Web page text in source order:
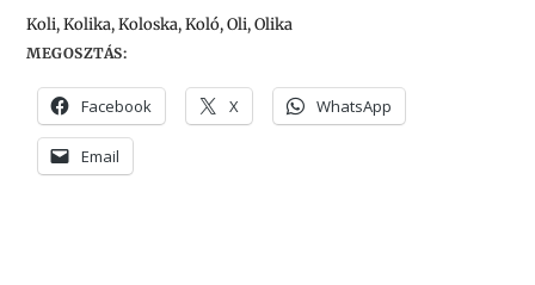
Koli, Kolika, Koloska, Koló, Oli, Olika
MEGOSZTÁS:
Facebook X WhatsApp
Email